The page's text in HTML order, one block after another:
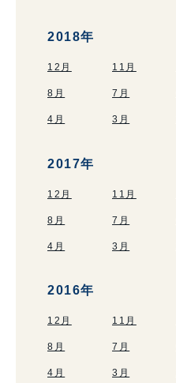
2018年
12月 11月
8月 7月
4月 3月
2017年
12月 11月
8月 7月
4月 3月
2016年
12月 11月
8月 7月
4月 3月